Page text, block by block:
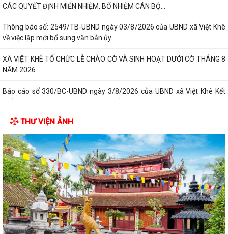
CÁC QUYẾT ĐỊNH MIỄN NHIỆM, BỔ NHIỆM CÁN BỘ...
Thông báo số: 2549/TB-UBND ngày 03/8/2026 của UBND xã Việt Khê
về việc lập mới bổ sung văn bản ủy...
XÃ VIỆT KHÊ TỔ CHỨC LỄ CHÀO CỜ VÀ SINH HOẠT DƯỚI CỜ THÁNG 8
NĂM 2026
Báo cáo số 330/BC-UBND ngày 3/8/2026 của UBND xã Việt Khê Kết
quả thực hiện nội dung Thông báo số...
Hội Nông dân xã Việt Khê phối hợp với Công ty Cổ phần Tư Nông
nghiệp và Xây dựng Hải Phong tổ chức...
XÃ VIỆTKHÊ, THÀNH PHỐ HẢI PHÒNG: BẾ MẠC LỚP BỒI DƯỠNG KIẾN
THỨC QUỐC PHÒNG VÀ AN NINH ĐỐI TƯỢNG 4...
Công văn số: 1925/UBND-VHXH ngày 31/7/2026 của UBND xã Việt
Khê về việc phối hợp triển khai tuyển...
Kế hoạch số: 252/KH-UBND ngày 31/7/2026 của UBND xã Việt Khê
Triển khai chiến dịch 90 ngày làm...
THƯ VIỆN ẢNH